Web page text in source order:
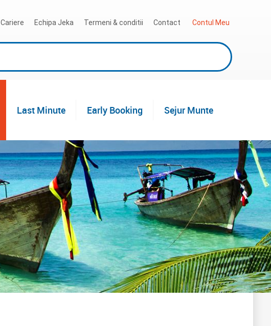
Cariere Echipa Jeka Termeni & conditii Contact Contul Meu
Last Minute Early Booking Sejur Munte